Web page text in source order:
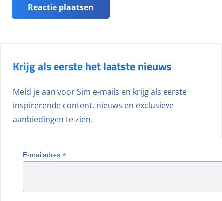
Reactie plaatsen
Krijg als eerste het laatste nieuws
Meld je aan voor Sim e-mails en krijg als eerste
inspirerende content, nieuws en exclusieve
aanbiedingen te zien.
E-mailadres *